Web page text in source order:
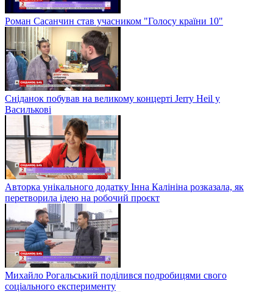
Роман Сасанчин став учасником "Голосу країни 10"
Сніданок побував на великому концерті Jerry Heil у
Василькові
Авторка унікального додатку Інна Калініна розказала, як
перетворила ідею на робочий проєкт
Михайло Рогальський поділився подробицями свого
соціального експерименту